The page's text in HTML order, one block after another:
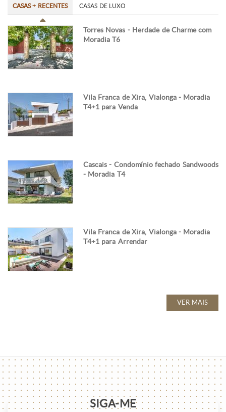
CASAS + RECENTES CASAS DE LUXO
Torres Novas - Herdade de Charme com
Moradia T6
Vila Franca de Xira, Vialonga - Moradia
T4+1 para Venda
Cascais - Condomínio fechado Sandwoods
- Moradia T4
Vila Franca de Xira, Vialonga - Moradia
T4+1 para Arrendar
VER MAIS
SIGA-ME